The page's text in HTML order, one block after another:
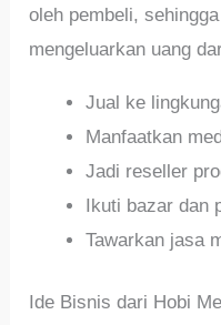
oleh pembeli,
mengeluarkan uang
Jual ke
Manfaatkan
Jadi reseller
Ikuti bazar dan
Tawarkan jasa
Ide Bisnis dari Hobi